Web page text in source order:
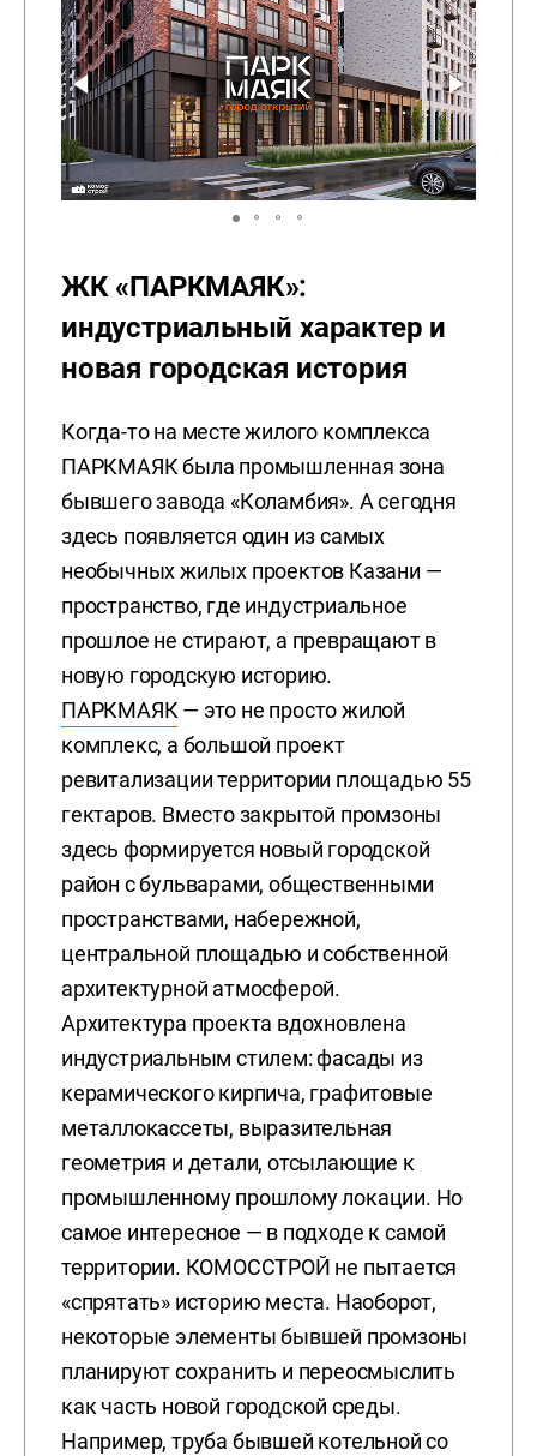
ЖК «ПАРКМАЯК»:
индустриальный характер и
новая городская история
Когда-то на месте жилого комплекса
ПАРКМАЯК была промышленная зона
бывшего завода «Коламбия». А сегодня
здесь появляется один из самых
необычных жилых проектов Казани —
пространство, где индустриальное
прошлое не стирают, а превращают в
новую городскую историю.
ПАРКМАЯК— это не просто жилой
комплекс, а большой проект
ревитализации территории площадью 55
гектаров. Вместо закрытой промзоны
здесь формируется новый городской
район с бульварами, общественными
пространствами, набережной,
центральной площадью и собственной
архитектурной атмосферой.
Архитектура проекта вдохновлена
индустриальным стилем: фасады из
керамического кирпича, графитовые
металлокассеты, выразительная
геометрия и детали, отсылающие к
промышленному прошлому локации. Но
самое интересное — в подходе к самой
территории. КОМОССТРОЙ не пытается
«спрятать» историю места. Наоборот,
некоторые элементы бывшей промзоны
планируют сохранить и переосмыслить
как часть новой городской среды.
Например, труба бывшей котельной со